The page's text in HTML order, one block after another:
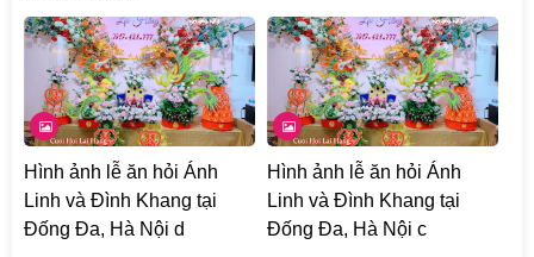
Hình ảnh lễ ăn hỏi Ánh
Linh và Đình Khang tại
Đống Đa, Hà Nội d
Hình ảnh lễ ăn hỏi Ánh
Linh và Đình Khang tại
Đống Đa, Hà Nội c